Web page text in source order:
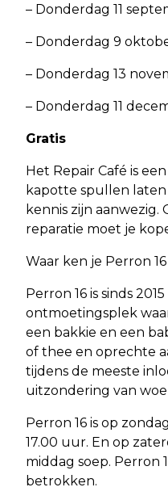
– Donderdag 11
– Donderdag 9
– Donderdag 13
– Donderdag 11
Gratis
Het Repair Café is
kapotte spullen laten
kennis zijn
reparatie moet je
Waar ken je Perron
Perron 16 is sinds
ontmoetingsplek
een bakkie en een
of thee en oprechte
tijdens de meeste
uitzondering van
Perron 16 is op
17.00 uur. En op
middag soep. Perron
betrokken.